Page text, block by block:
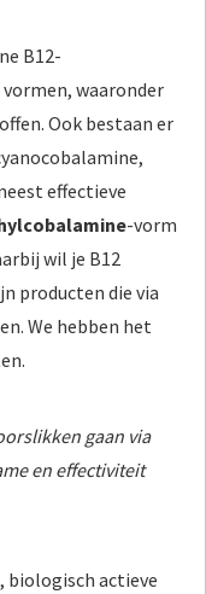
B12-
waaronder
Ook bestaan er
effectieve
-vorm
wil je B12
producten die via
We hebben het
gaan via
en effectiviteit
biologisch actieve